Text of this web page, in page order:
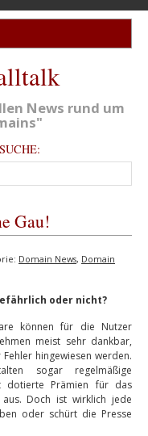
News rund um
Gau!
Domain News, Domain
oder nicht?
können für die Nutzer
meist sehr dankbar,
hingewiesen werden.
sogar regelmäßige
dotierte Prämien für das
aus. Doch ist wirklich jede
oder schürt die Presse